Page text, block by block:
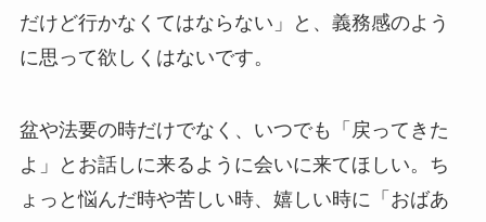
だけど行かなくてはならない」と、義務感のよう
に思って欲しくはないです。
盆や法要の時だけでなく、いつでも「戻ってきた
よ」とお話しに来るように会いに来てほしい。ち
ょっと悩んだ時や苦しい時、嬉しい時に「おばあ